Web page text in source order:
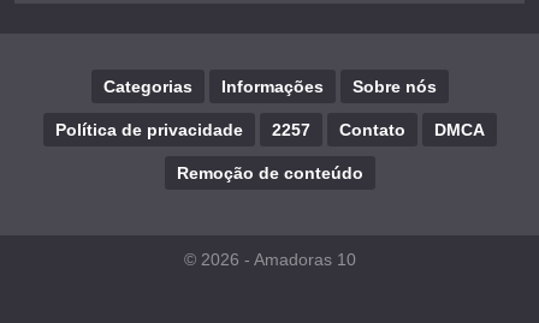
Categorias Informações Sobre nós
Política de privacidade 2257 Contato DMCA
Remoção de conteúdo
© 2026 - Amadoras 10